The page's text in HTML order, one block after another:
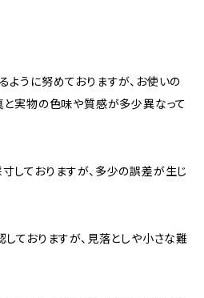
うに努めておりますが、お使いの
と実物の色味や質感が多少異なって
ておりますが、多少の誤差が生じ
ておりますが、見落としや小さな難